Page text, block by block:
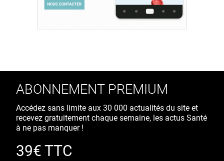
ABONNEMENT PREMIUM
Accédez sans limite aux 30 000 actualités du site et
recevez gratuitement chaque semaine, les actus Santé
à ne pas manquer !
39€ TTC